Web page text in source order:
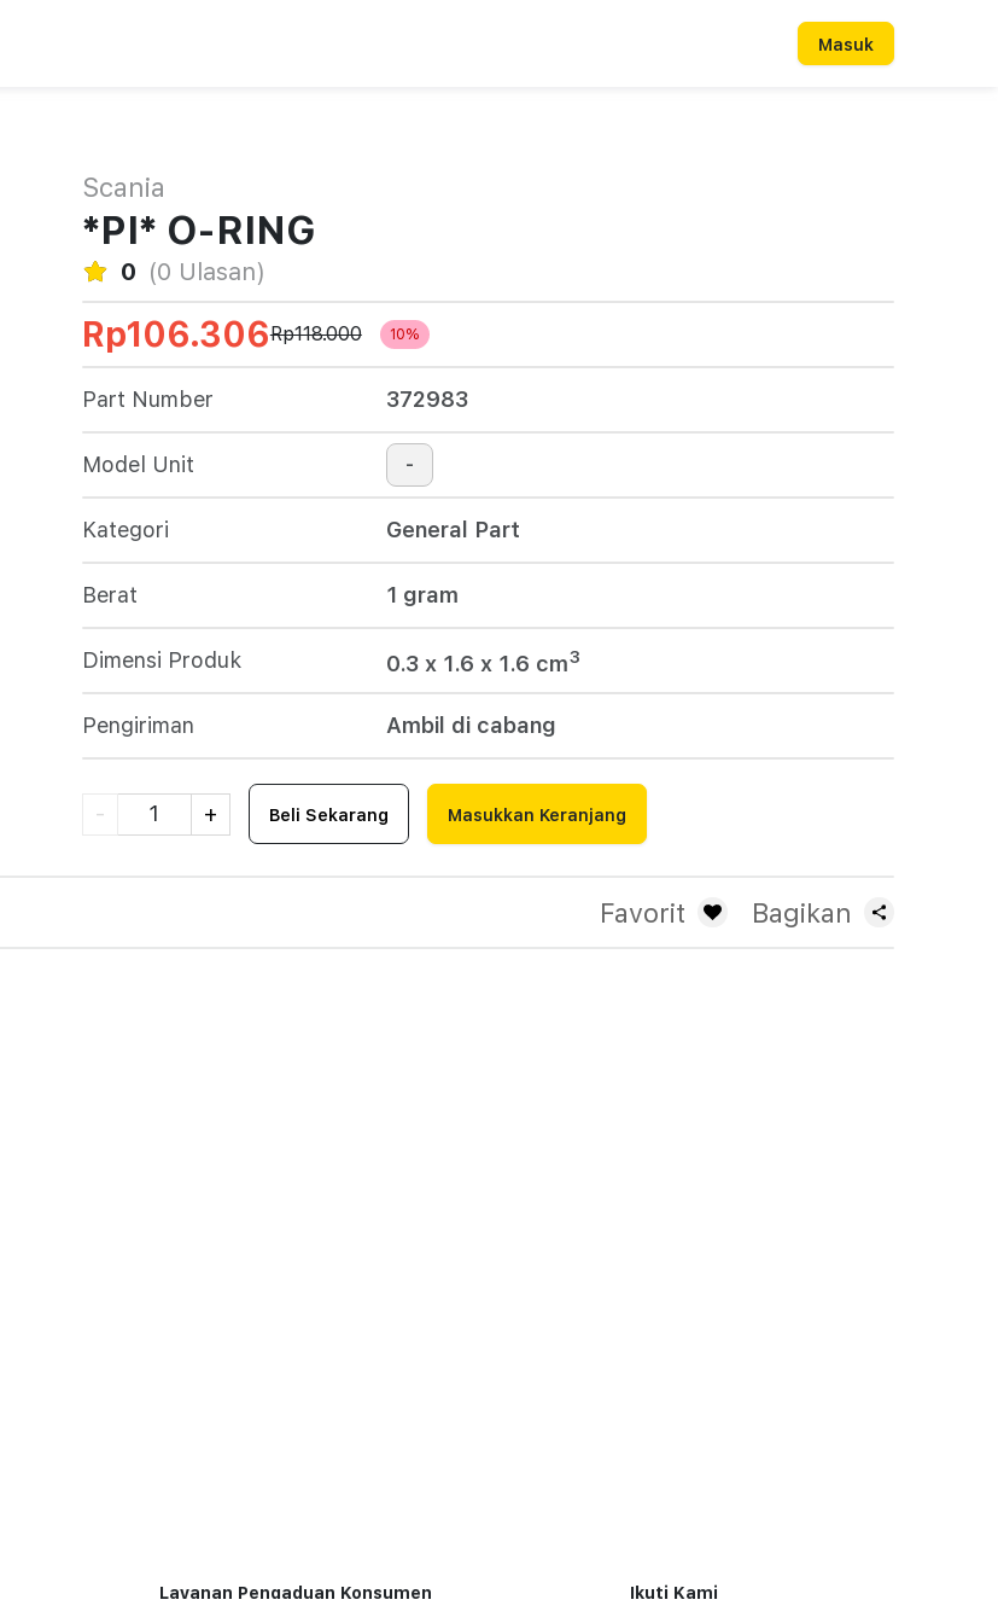
Masuk
Scania
*PI* O-RING
0 (0 Ulasan)
Rp106.306Rp118.000 10%
Part Number 372983
Model Unit -
Kategori General Part
Berat 1 gram
Dimensi Produk 0.3 x 1.6 x 1.6 cm3
Pengiriman Ambil di cabang
- 1 + Beli Sekarang Masukkan Keranjang
Favorit Bagikan
Layanan Pengaduan Konsumen Ikuti Kami